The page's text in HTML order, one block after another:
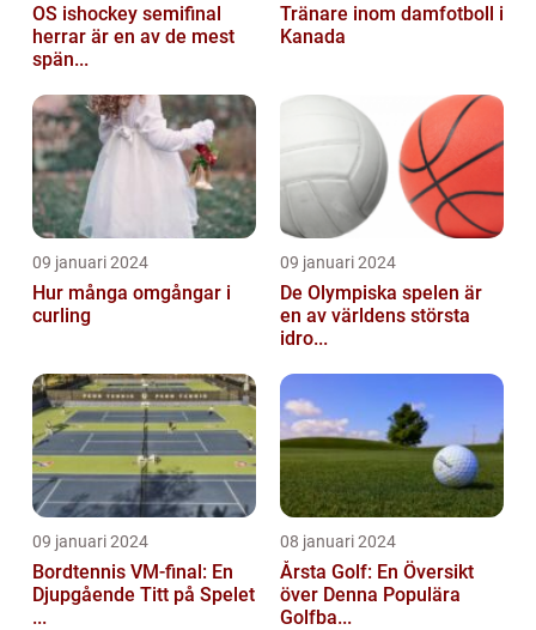
OS ishockey semifinal
herrar är en av de mest
spän...
Tränare inom damfotboll i
Kanada
09 januari 2024
Hur många omgångar i
curling
09 januari 2024
De Olympiska spelen är
en av världens största
idro...
09 januari 2024
Bordtennis VM-final: En
Djupgående Titt på Spelet
...
08 januari 2024
Årsta Golf: En Översikt
över Denna Populära
Golfba...